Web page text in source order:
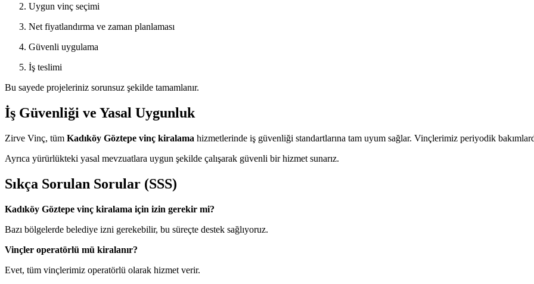
Uygun vinç seçimi
Net fiyatlandırma ve zaman planlaması
Güvenli uygulama
İş teslimi
Bu sayede projeleriniz sorunsuz şekilde tamamlanır.
İş Güvenliği ve Yasal Uygunluk
Zirve Vinç, tüm Kadıköy Göztepe vinç kiralama hizmetlerinde iş güvenliği standartlarına tam uyum sağlar. Vinçlerimiz periyodik
Ayrıca yürürlükteki yasal mevzuatlara uygun şekilde çalışarak güvenli bir hizmet sunarız.
Sıkça Sorulan Sorular (SSS)
Kadıköy Göztepe vinç kiralama için izin gerekir mi?
Bazı bölgelerde belediye izni gerekebilir, bu süreçte destek sağlıyoruz.
Vinçler operatörlü mü kiralanır?
Evet, tüm vinçlerimiz operatörlü olarak hizmet verir.